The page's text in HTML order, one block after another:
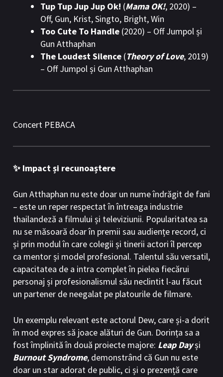
Tup Tup Jup Jup Ok! (Mama OK!, 2020) –
Off, Gun, Krist, Singto, Bright, Win
Too Cute To Handle(2020) – Off Jumpol și
Gun Atthaphan
The Loudest Silence(Theory of Love, 2019)
– Off Jumpol și Gun Atthaphan
Concert PEBACA
✨ Impact și recunoaștere
Gun Atthaphan nu este doar un nume îndrăgit de fani
– este un reper respectat în întreaga industrie
thailandeză a filmului și televiziunii. Popularitatea sa
nu se măsoară doar în premii sau audiențe record, ci
și prin modul în care colegii și tinerii actori îl percep
ca mentor și model profesional. Talentul său versatil,
capacitatea de a intra complet în pielea fiecărui
personaj și profesionalismul său neclintit l-au făcut
un partener de neegalat pe platourile de filmare.
Un exemplu relevant este actorul Dew, care și-a dorit
în mod expres să joace alături de Gun. Dorința sa a
fost împlinită în două proiecte majore: Leap Dayși
Burnout Syndrome, demonstrând că Gun nu este
doar un star adorat de public, ci și o prezență care